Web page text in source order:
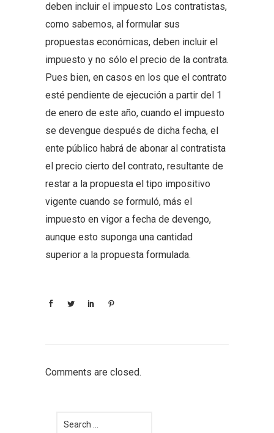
deben incluir el impuesto Los contratistas,
como sabemos, al formular sus
propuestas económicas, deben incluir el
impuesto y no sólo el precio de la contrata.
Pues bien, en casos en los que el contrato
esté pendiente de ejecución a partir del 1
de enero de este año, cuando el impuesto
se devengue después de dicha fecha, el
ente público habrá de abonar al contratista
el precio cierto del contrato, resultante de
restar a la propuesta el tipo impositivo
vigente cuando se formuló, más el
impuesto en vigor a fecha de devengo,
aunque esto suponga una cantidad
superior a la propuesta formulada.
Comments are closed.